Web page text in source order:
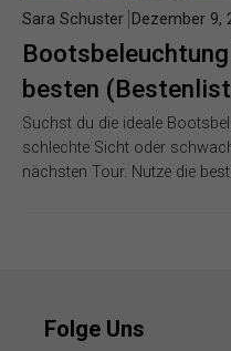
besten
Sara Schuster Dezember 9,
Suchst du die ideale
schlechte Sicht oder
nächsten Tour. Nutze die
Folge Uns